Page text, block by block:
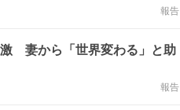
報告
妻から「世界変わる」と助
報告